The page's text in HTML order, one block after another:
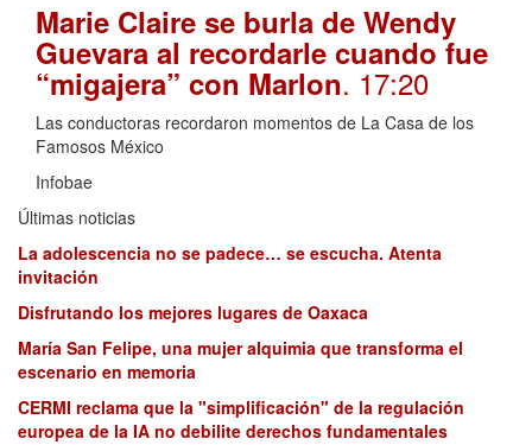
Marie Claire se burla de Wendy
Guevara al recordarle cuando fue
“migajera” con Marlon. 17:20
Las conductoras recordaron momentos de La Casa de los
Famosos México
Infobae
Últimas noticias
La adolescencia no se padece… se escucha. Atenta
invitación
Disfrutando los mejores lugares de Oaxaca
María San Felipe, una mujer alquimia que transforma el
escenario en memoria
CERMI reclama que la "simplificación" de la regulación
europea de la IA no debilite derechos fundamentales